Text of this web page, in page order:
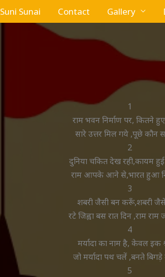
Suni Sunai Contact Gallery
1
राम भवन निर्माण पर, कितने
सारे उत्तर मिल गये ,पूछे कौन
2
दुनिया चकित देख रही,कायम हुई
राम आपके आने से,भारत हुआ
3
शबरी जैसी बन करूॅं,शबरी
रटे जिह्वा बस रात दिन ,राम राम
4
मर्यादा का नाम है, केवल इक
जो मर्यादा पथ चलें ,बनते बिगड़े
5